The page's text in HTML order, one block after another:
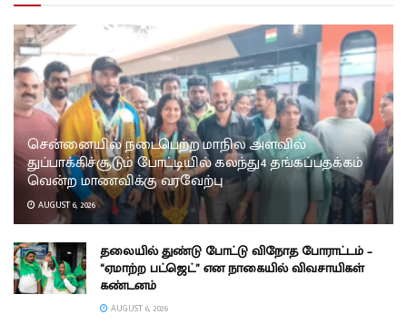
சென்னையில் நடைபெற்ற மாநில அளவில்
துப்பாக்கிச்சூடும் போட்டியில் கலந்து4 தங்கப்பதக்கம்
வென்ற மாணவிக்கு வரவேற்பு
AUGUST 6, 2026
தலையில் துண்டு போட்டு விநோத போராட்டம் –
“ஏமாற்ற பட்ஜெட்” என நாகையில் விவசாயிகள்
கண்டனம்
AUGUST 6, 2026